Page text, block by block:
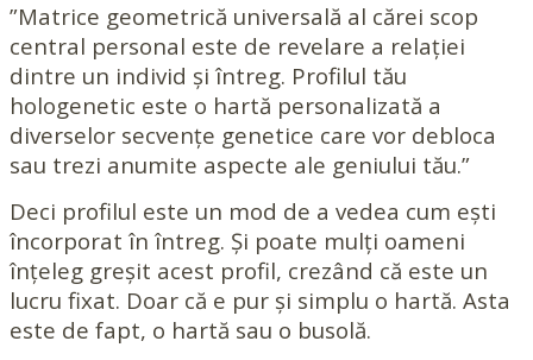
”Matrice geometrică universală al cărei scop
central personal este de revelare a relației
dintre un individ și întreg. Profilul tău
hologenetic este o hartă personalizată a
diverselor secvențe genetice care vor debloca
sau trezi anumite aspecte ale geniului tău.”
Deci profilul este un mod de a vedea cum ești
încorporat în întreg. Și poate mulți oameni
înțeleg greșit acest profil, crezând că este un
lucru fixat. Doar că e pur și simplu o hartă. Asta
este de fapt, o hartă sau o busolă.